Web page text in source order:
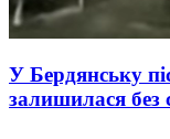
У Бердянську
залишилася без